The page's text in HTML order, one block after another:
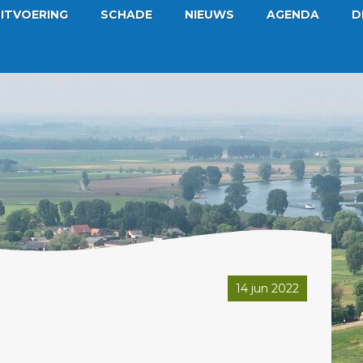
SCHADE NIEUWS AGENDA
14 jun 2022